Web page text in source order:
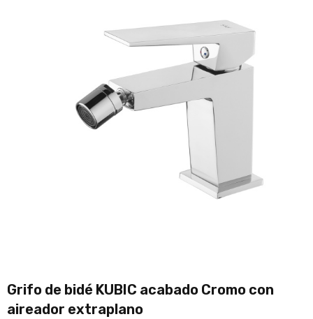
Grifo de bidé KUBIC acabado Cromo con
aireador extraplano